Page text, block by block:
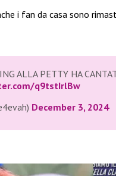
i fan da casa sono
ALLA PETTY HA
q9tstIrlBw
December 3, 2024